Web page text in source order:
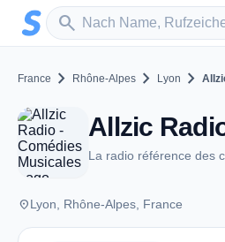
Zum Hauptinhalt springen
search
Sender suchen
France chevron_right Rhône-Alpes chevron_right Lyon chevron_right
La radio référence des
placeLyon, Rhône-Alpes, France